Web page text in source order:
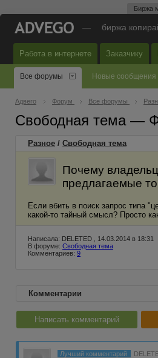
Биржа
— биржа
Работа в интернете Заказчику
Все форумы Новые сообщения
Адвего Форум Все форумы
Свободная тема —
Разное / Свободная тема
Почему
предлагаемые
Если вбить в поиск запрос типа
какой-то тайный смысл? Просто
Написала: DELETED , 14.03.2014 в 18:31
В форуме: Свободная тема
Комментариев: 9
Комментарии
Написать комментарий
Лучший комментарий